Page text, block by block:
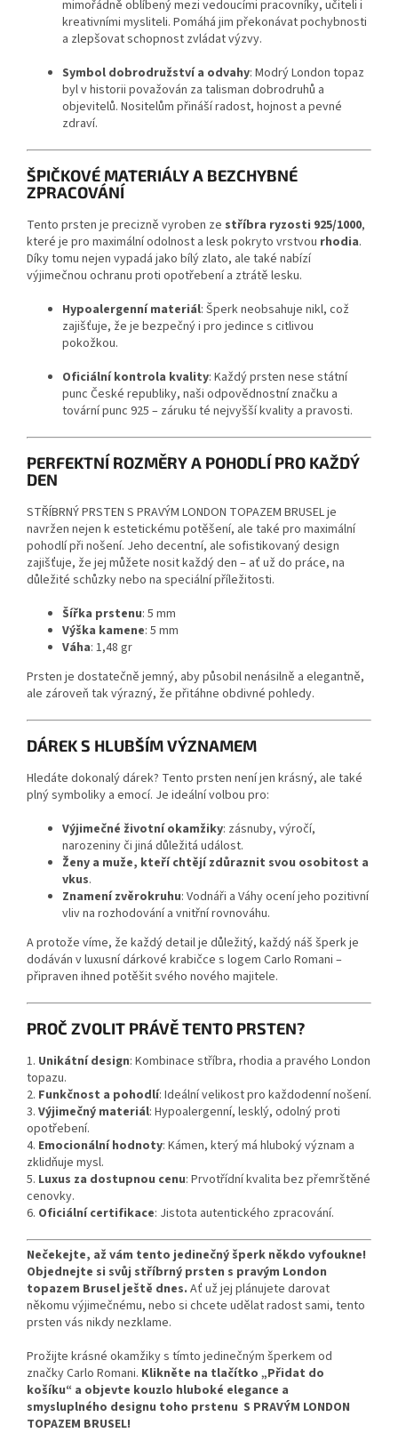
mimořádně oblíbený mezi vedoucími pracovníky, učiteli i
kreativními mysliteli. Pomáhá jim překonávat pochybnosti
a zlepšovat schopnost zvládat výzvy.
Symbol dobrodružství a odvahy: Modrý London topaz
byl v historii považován za talisman dobrodruhů a
objevitelů. Nositelům přináší radost, hojnost a pevné
zdraví.
ŠPIČKOVÉ MATERIÁLY A BEZCHYBNÉ
ZPRACOVÁNÍ
Tento prsten je precizně vyroben ze stříbra ryzosti 925/1000,
které je pro maximální odolnost a lesk pokryto vrstvou rhodia.
Díky tomu nejen vypadá jako bílý zlato, ale také nabízí
výjimečnou ochranu proti opotřebení a ztrátě lesku.
Hypoalergenní materiál: Šperk neobsahuje nikl, což
zajišťuje, že je bezpečný i pro jedince s citlivou
pokožkou.
Oficiální kontrola kvality: Každý prsten nese státní
punc České republiky, naši odpovědnostní značku a
tovární punc 925 – záruku té nejvyšší kvality a pravosti.
PERFEKTNÍ ROZMĚRY A POHODLÍ PRO KAŽDÝ
DEN
STŘÍBRNÝ PRSTEN S PRAVÝM LONDON TOPAZEM BRUSELje
navržen nejen k estetickému potěšení, ale také pro maximální
pohodlí při nošení. Jeho decentní, ale sofistikovaný design
zajišťuje, že jej můžete nosit každý den – ať už do práce, na
důležité schůzky nebo na speciální příležitosti.
Šířka prstenu: 5 mm
Výška kamene: 5 mm
Váha: 1,48 gr
Prsten je dostatečně jemný, aby působil nenásilně a elegantně,
ale zároveň tak výrazný, že přitáhne obdivné pohledy.
DÁREK S HLUBŠÍM VÝZNAMEM
Hledáte dokonalý dárek? Tento prsten není jen krásný, ale také
plný symboliky a emocí. Je ideální volbou pro:
Výjimečné životní okamžiky: zásnuby, výročí,
narozeniny či jiná důležitá událost.
Ženy a muže, kteří chtějí zdůraznit svou osobitost a
vkus.
Znamení zvěrokruhu: Vodnáři a Váhy ocení jeho pozitivní
vliv na rozhodování a vnitřní rovnováhu.
A protože víme, že každý detail je důležitý, každý náš šperk je
dodáván v luxusní dárkové krabičce s logem Carlo Romani –
připraven ihned potěšit svého nového majitele.
PROČ ZVOLIT PRÁVĚ TENTO PRSTEN?
1. Unikátní design: Kombinace stříbra, rhodia a pravého London
topazu.
2. Funkčnost a pohodlí: Ideální velikost pro každodenní nošení.
3. Výjimečný materiál: Hypoalergenní, lesklý, odolný proti
opotřebení.
4. Emocionální hodnoty: Kámen, který má hluboký význam a
zklidňuje mysl.
5. Luxus za dostupnou cenu: Prvotřídní kvalita bez přemrštěné
cenovky.
6. Oficiální certifikace: Jistota autentického zpracování.
Nečekejte, až vám tento jedinečný šperk někdo vyfoukne!
Objednejte si svůj stříbrný prsten s pravým London
topazem Brusel ještě dnes. Ať už jej plánujete darovat
někomu výjimečnému, nebo si chcete udělat radost sami, tento
prsten vás nikdy nezklame.
Prožijte krásné okamžiky s tímto jedinečným šperkem od
značky Carlo Romani. Klikněte na tlačítko „Přidat do
košíku“ a objevte kouzlo hluboké elegance a
smysluplného designu toho prstenu S PRAVÝM LONDON
TOPAZEM BRUSEL!